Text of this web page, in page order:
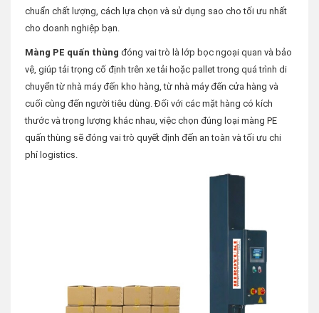
chuẩn chất lượng, cách lựa chọn và sử dụng sao cho tối ưu nhất
cho doanh nghiệp bạn.
Màng PE quấn thùng đóng vai trò là lớp bọc ngoại quan và bảo
vệ, giúp tải trọng cố định trên xe tải hoặc pallet trong quá trình di
chuyển từ nhà máy đến kho hàng, từ nhà máy đến cửa hàng và
cuối cùng đến người tiêu dùng. Đối với các mặt hàng có kích
thước và trọng lượng khác nhau, việc chọn đúng loại màng PE
quấn thùng sẽ đóng vai trò quyết định đến an toàn và tối ưu chi
phí logistics.